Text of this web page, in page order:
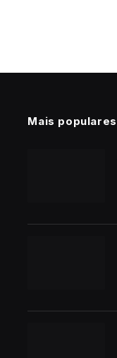
Mais populares